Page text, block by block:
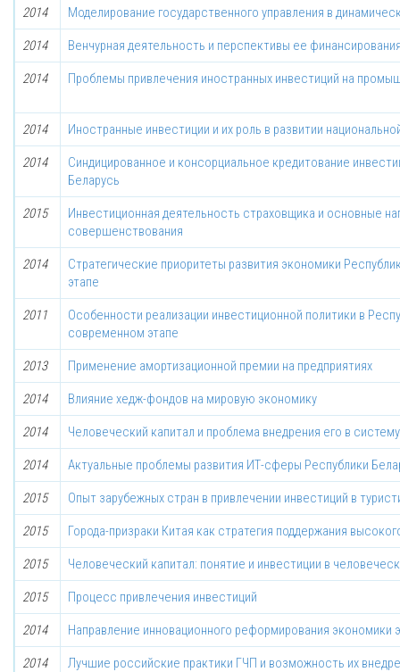
2014 Моделирование государственного управления в
2014 Венчурная деятельность и перспективы ее
2014 Проблемы привлечения иностранных инвестиций на
2014 Иностранные инвестиции и их роль в развитии
2014
Синдицированное и консорциальное кредитование
Беларусь
2015
Инвестиционная деятельность страховщика и основные
совершенствования
2014
Стратегические приоритеты развития экономики
этапе
2011
Особенности реализации инвестиционной политики в
современном этапе
2013 Применение амортизационной премии на предприятиях
2014 Влияние хедж-фондов на мировую экономику
2014 Человеческий капитал и проблема внедрения его в
2014 Актуальные проблемы развития ИТ-сферы Республики
2015 Опыт зарубежных стран в привлечении инвестиций в
2015 Города-призраки Китая как стратегия поддержания
2015 Человеческий капитал: понятие и инвестиции в
2015 Процесс привлечения инвестиций
2014 Направление инновационного реформирования экономики
2014 Лучшие российские практики ГЧП и возможность их